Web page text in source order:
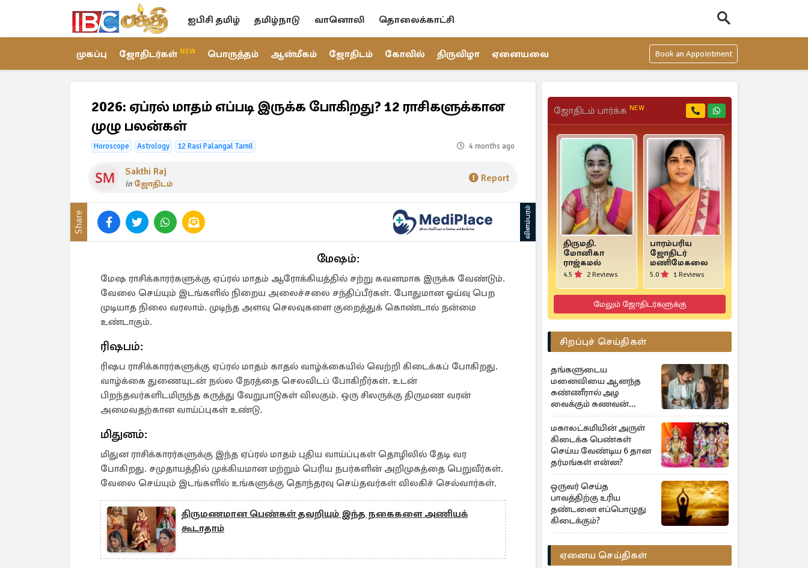
ஐபிசி தமிழ் தமிழ்நாடு வானொலி தொலைக்காட்சி
முகப்பு ஜோதிடர்கள் NEW பொருத்தம் ஆன்மீகம் ஜோதிடம் கோவில் திருவிழா ஏனையவை Book an Appointment
2026: ஏப்ரல் மாதம் எப்படி இருக்க போகிறது? 12 ராசிகளுக்கான
முழு பலன்கள்
Horoscope Astrology 12 Rasi Palangal Tamil 4 months ago
Sakthi Raj
in ஜோதிடம் Report
Share விளம்பரம்
மேஷம்:
மேஷ ராசிக்காரர்களுக்கு ஏப்ரல் மாதம் ஆரோக்கியத்தில் சற்று கவனமாக இருக்க வேண்டும்.
வேலை செய்யும் இடங்களில் நிறைய அலைச்சலை சந்திப்பீர்கள். போதுமான ஓய்வு பெற
முடியாத நிலை வரலாம். முடிந்த அளவு செலவுகளை குறைத்துக் கொண்டால் நன்மை
உண்டாகும்.
ரிஷபம்:
ரிஷப ராசிக்காரர்களுக்கு ஏப்ரல் மாதம் காதல் வாழ்க்கையில் வெற்றி கிடைக்கப் போகிறது.
வாழ்க்கை துணையுடன் நல்ல நேரத்தை செலவிடப் போகிறீர்கள். உடன்
பிறந்தவர்களிடமிருந்த கருத்து வேறுபாடுகள் விலகும். ஒரு சிலருக்கு திருமண வரன்
அமைவதற்கான வாய்ப்புகள் உண்டு.
மிதுனம்:
மிதுன ராசிக்காரர்களுக்கு இந்த ஏப்ரல் மாதம் புதிய வாய்ப்புகள் தொழிலில் தேடி வர
போகிறது. சமுதாயத்தில் முக்கியமான மற்றும் பெரிய நபர்களின் அறிமுகத்தை பெறுவீர்கள்.
வேலை செய்யும் இடங்களில் உங்களுக்கு தொந்தரவு செய்தவர்கள் விலகிச் செல்வார்கள்.
திருமணமான பெண்கள் தவறியும் இந்த நகைகளை அணியக்
கூடாதாம்
ஜோதிடம் பார்க்க NEW
திருமதி.
மோனிகா
ராஜ்கமல்
4.5 2 Reviews
பாரம்பரிய
ஜோதிடர்
மணிமேகலை
5.0 1 Reviews
மேலும் ஜோதிடர்களுக்கு
சிறப்புச் செய்திகள்
தங்களுடைய
மனைவியை ஆனந்த
கண்ணீரால் அழ
வைக்கும் கணவன்
ராசிகள்
மகாலட்சுமியின் அருள்
கிடைக்க பெண்கள்
செய்ய வேண்டிய 6 தான
தர்மங்கள் என்ன?
ஒருவர் செய்த
பாவத்திற்கு உரிய
தண்டனை எப்பொழுது
கிடைக்கும்?
ஏனைய செய்திகள்